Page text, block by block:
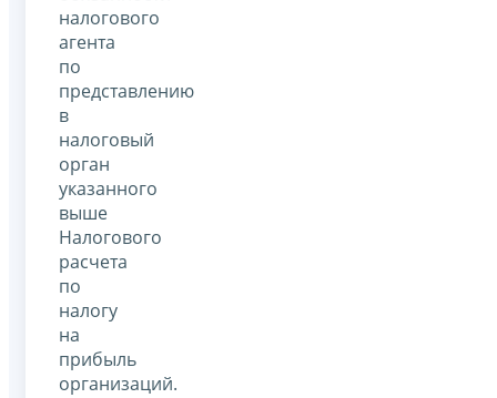
налогового
агента
по
представлению
в
налоговый
орган
указанного
выше
Налогового
расчета
по
налогу
на
прибыль
организаций.